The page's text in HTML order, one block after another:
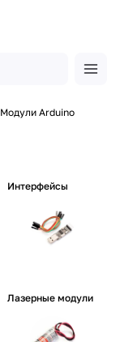
Модули Arduino
Интерфейсы
Лазерные модули